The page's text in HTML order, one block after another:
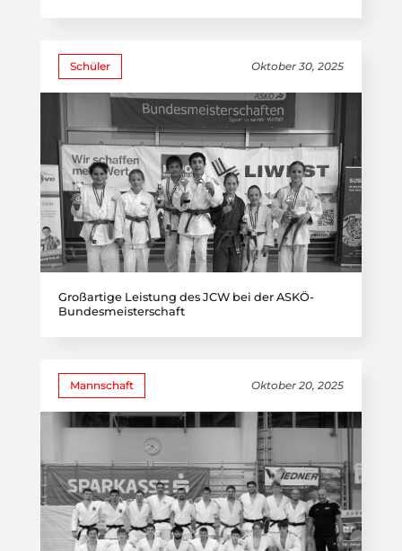
Schüler Oktober 30, 2025
Großartige Leistung des JCW bei der ASKÖ-
Bundesmeisterschaft
Mannschaft Oktober 20, 2025